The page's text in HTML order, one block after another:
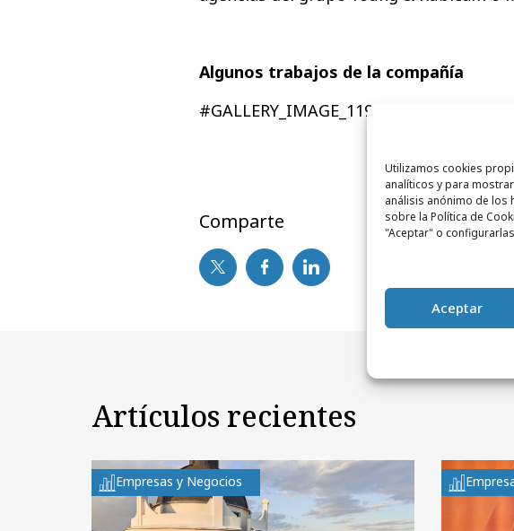
Utilizamos cookies
analíticos y para
análisis anónimo de los
sobre la Política de
"Aceptar" o
Aceptar
Algunos trabajos de la compañía
#GALLERY_IMAGE_1198#
Comparte
Artículos recientes
Empresas y Negocios